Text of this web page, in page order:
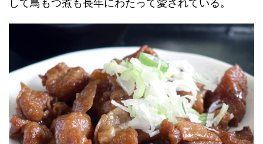
して鳥もつ煮も長年にわたって愛されている。